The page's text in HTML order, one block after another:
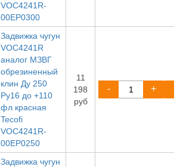
VOC4241R-
00EP0300
Задвижка чугун
VOC4241R
аналог МЗВГ
обрезиненный
клин Ду 250
Ру16 до +110
фл красная
Tecofi
VOC4241R-
00EP0250
11
198
руб
- +
Задвижка чугун